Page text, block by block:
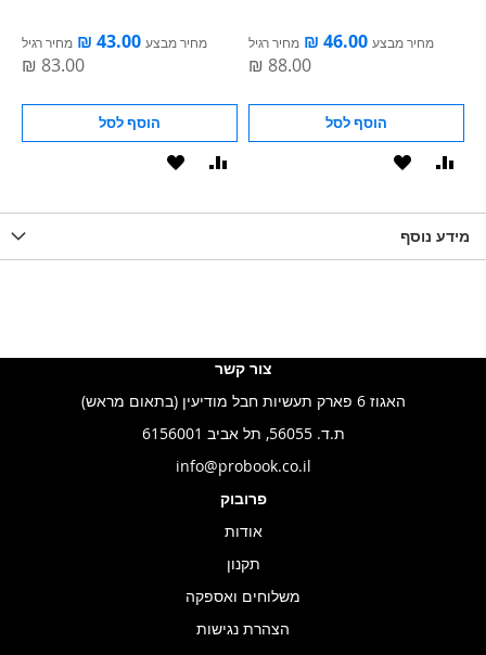
מחיר מבצע מחיר רגיל
הוסף לסל
הוסף
מחיר מבצע מחיר רגיל
הוסף לסל
הוסף
מידע נוסף
צור קשר
האגוז 6 פארק תעשיות חבל מודיעין (בתאום מראש)
ת.ד. 56055, תל אביב 6156001
info@probook.co.il
פרובוק
אודות
תקנון
משלוחים ואספקה
הצהרת נגישות